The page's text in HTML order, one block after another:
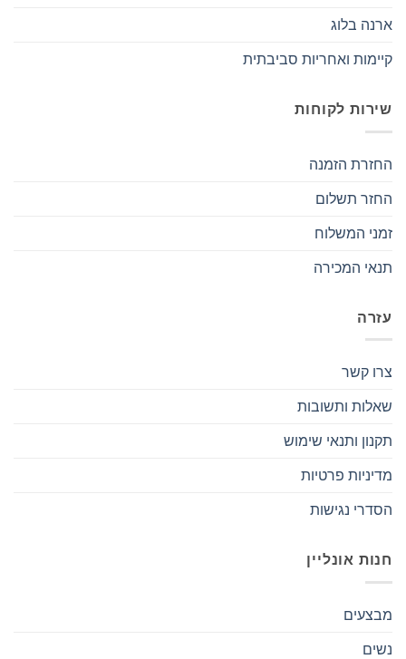
ארנה בלוג
קיימות ואחריות סביבתית
שירות לקוחות
החזרת הזמנה
החזר תשלום
זמני המשלוח
תנאי המכירה
עזרה
צרו קשר
שאלות ותשובות
תקנון ותנאי שימוש
מדיניות פרטיות
הסדרי נגישות
חנות אונליין
מבצעים
נשים